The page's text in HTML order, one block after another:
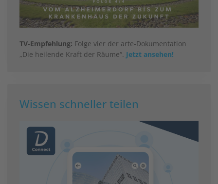
TV-Empfehlung: Folge vier der arte-Dokumentation
„Die heilende Kraft der Räume“. Jetzt ansehen!
Wissen schneller teilen